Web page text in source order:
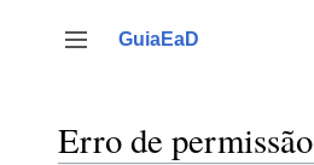
para
Alternar barra lateral
GuiaEaD
Erro de permissão